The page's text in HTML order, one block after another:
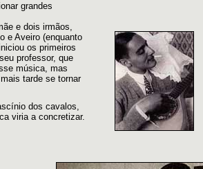
grandes
e dois irmãos,
e Aveiro (enquanto
os primeiros
professor, que
música, mas
tarde se tornar
dos cavalos,
viria a concretizar.